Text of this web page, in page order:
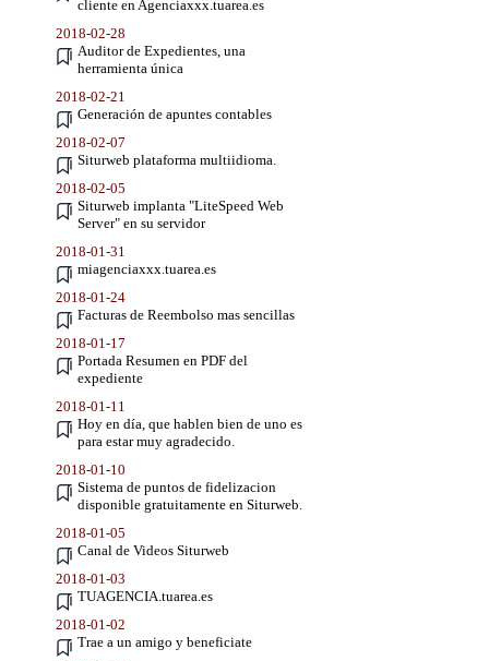
cliente en Agenciaxxx.tuarea.es
2018-02-28
Auditor de Expedientes, una
herramienta única
2018-02-21
Generación de apuntes contables
2018-02-07
Siturweb plataforma multiidioma.
2018-02-05
Siturweb implanta "LiteSpeed Web
Server" en su servidor
2018-01-31
miagenciaxxx.tuarea.es
2018-01-24
Facturas de Reembolso mas sencillas
2018-01-17
Portada Resumen en PDF del
expediente
2018-01-11
Hoy en día, que hablen bien de uno es
para estar muy agradecido.
2018-01-10
Sistema de puntos de fidelizacion
disponible gratuitamente en Siturweb.
2018-01-05
Canal de Videos Siturweb
2018-01-03
TUAGENCIA.tuarea.es
2018-01-02
Trae a un amigo y beneficiate